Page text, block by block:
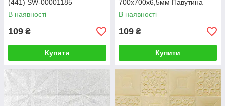
(441) SW-00001185
В наявності
109 ₴
Купити
700х700х6,5мм Павутина
(115) SW-00000007
В наявності
109 ₴
Купити